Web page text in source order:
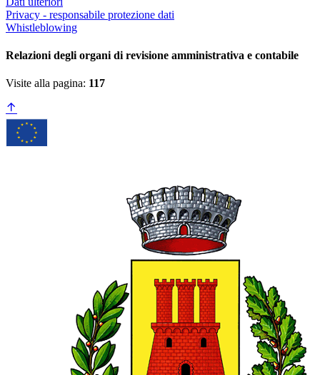
Privacy - responsabile protezione dati
Whistleblowing
Relazioni degli organi di revisione amministrativa e contabile
Visite alla pagina: 117